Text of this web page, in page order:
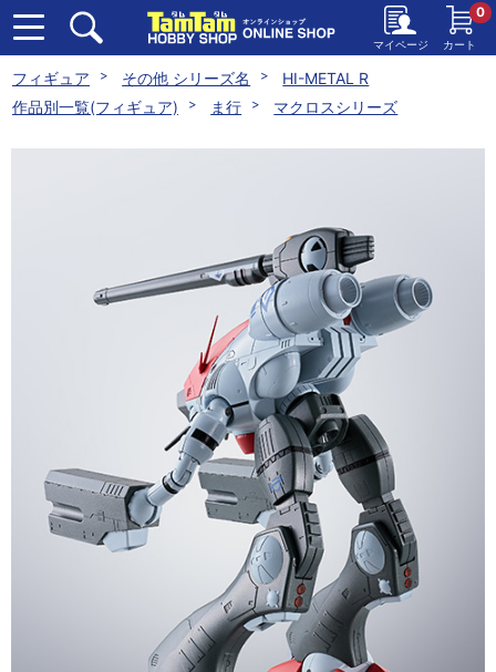
マイページ カート
0
フィギュア その他 シリーズ名
HI-METAL R
作品別一覧(フィギュア)
ま行 マクロスシリーズ